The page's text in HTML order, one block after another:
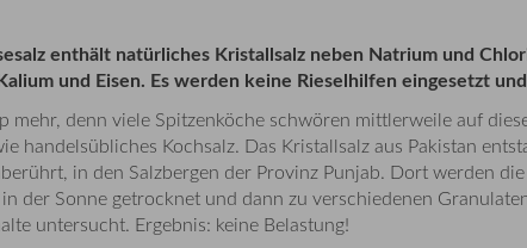
enthält natürliches Kristallsalz neben Natrium und
und Eisen. Es werden keine Rieselhilfen eingesetzt
mehr, denn viele Spitzenköche schwören mittlerweile auf
handelsübliches Kochsalz. Das Kristallsalz aus Pakistan
in den Salzbergen der Provinz Punjab. Dort werden
der Sonne getrocknet und dann zu verschiedenen
untersucht. Ergebnis: keine Belastung!